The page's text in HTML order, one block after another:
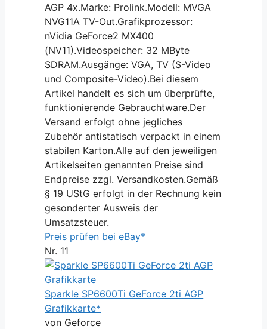
AGP 4x.Marke: Prolink.Modell: MVGA
NVG11A TV-Out.Grafikprozessor:
nVidia GeForce2 MX400
(NV11).Videospeicher: 32 MByte
SDRAM.Ausgänge: VGA, TV (S-Video
und Composite-Video).Bei diesem
Artikel handelt es sich um überprüfte,
funktionierende Gebrauchtware.Der
Versand erfolgt ohne jegliches
Zubehör antistatisch verpackt in einem
stabilen Karton.Alle auf den jeweiligen
Artikelseiten genannten Preise sind
Endpreise zzgl. Versandkosten.Gemäß
§ 19 UStG erfolgt in der Rechnung kein
gesonderter Ausweis der
Umsatzsteuer.
Preis prüfen bei eBay*
Nr. 11
Sparkle SP6600Ti GeForce 2ti AGP
Grafikkarte*
von Geforce